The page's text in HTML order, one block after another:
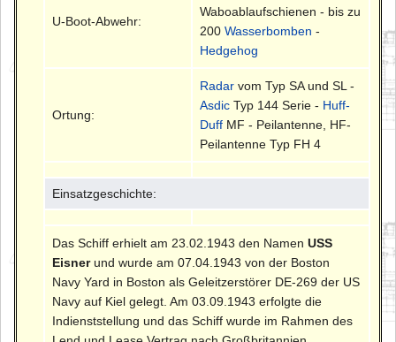
U-Boot-Abwehr:
Waboablaufschienen - bis zu
200Wasserbomben -
Hedgehog
Ortung:
Radar vom Typ SA und SL -
Asdic Typ 144 Serie - Huff-
Duff MF - Peilantenne, HF-
Peilantenne Typ FH 4
Einsatzgeschichte:
Das Schiff erhielt am 23.02.1943 den NamenUSS
Eisnerund wurde am 07.04.1943 von der Boston
Navy Yard in Boston als Geleitzerstörer DE-269 der US
Navy auf Kiel gelegt. Am 03.09.1943 erfolgte die
Indienststellung und das Schiff wurde im Rahmen des